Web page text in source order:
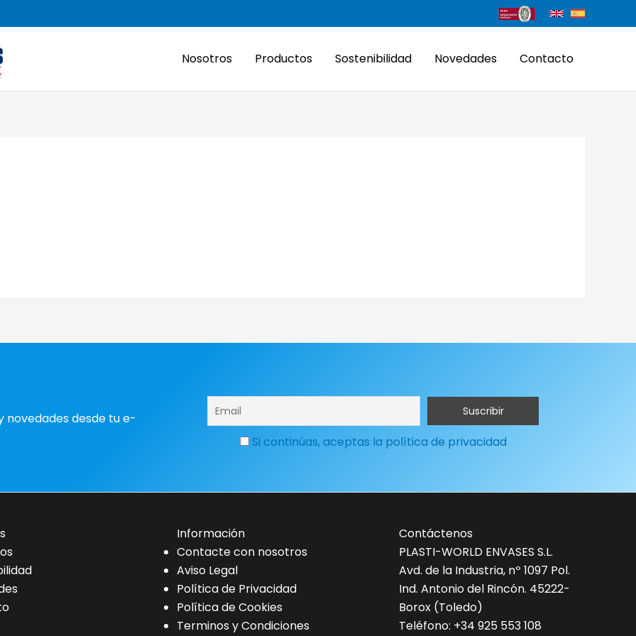
Nosotros Productos Sostenibilidad Novedades Contacto
novedades desde tu e-
Si continúas, aceptas la política de privacidad
Información
Contacte con nosotros
Aviso Legal
Política de Privacidad
Política de Cookies
Terminos y Condiciones
Contáctenos
PLASTI-WORLD ENVASES S.L.
Avd. de la Industria, nº 1097 Pol.
Ind. Antonio del Rincón. 45222-
Borox (Toledo)
Teléfono: +34 925 553 108